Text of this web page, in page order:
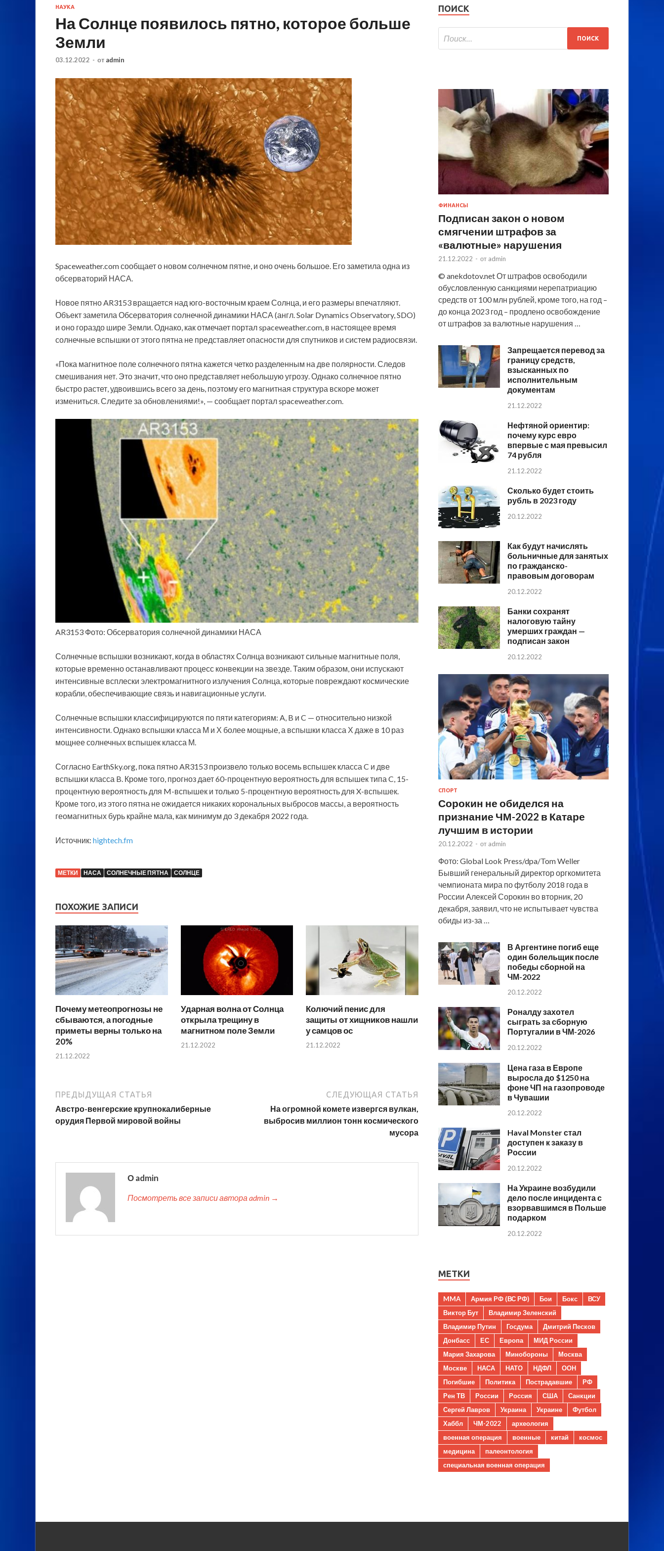
НАУКА
На Солнце появилось пятно, которое больше
Земли
03.12.2022 - от admin
Spaceweather.com сообщает о новом солнечном пятне, и оно очень большое. Его заметила одна из
обсерваторий НАСА.
Новое пятно AR3153 вращается над юго-восточным краем Солнца, и его размеры впечатляют.
Объект заметила Обсерватория солнечной динамики НАСА (англ. Solar Dynamics Observatory, SDO)
и оно гораздо шире Земли. Однако, как отмечает портал spaceweather.com, в настоящее время
солнечные вспышки от этого пятна не представляет опасности для спутников и систем радиосвязи.
«Пока магнитное поле солнечного пятна кажется четко разделенным на две полярности. Следов
смешивания нет. Это значит, что оно представляет небольшую угрозу. Однако солнечное пятно
быстро растет, удвоившись всего за день, поэтому его магнитная структура вскоре может
измениться. Следите за обновлениями!», — сообщает портал spaceweather.com.
AR3153 Фото: Обсерватория солнечной динамики НАСА
Солнечные вспышки возникают, когда в областях Солнца возникают сильные магнитные поля,
которые временно останавливают процесс конвекции на звезде. Таким образом, они испускают
интенсивные всплески электромагнитного излучения Солнца, которые повреждают космические
корабли, обеспечивающие связь и навигационные услуги.
Солнечные вспышки классифицируются по пяти категориям: A, B и C — относительно низкой
интенсивности. Однако вспышки класса М и Х более мощные, а вспышки класса Х даже в 10 раз
мощнее солнечных вспышек класса М.
Согласно EarthSky.org, пока пятно AR3153 произвело только восемь вспышек класса C и две
вспышки класса B. Кроме того, прогноз дает 60-процентную вероятность для вспышек типа C, 15-
процентную вероятность для M-вспышек и только 5-процентную вероятность для X-вспышек.
Кроме того, из этого пятна не ожидается никаких корональных выбросов массы, а вероятность
геомагнитных бурь крайне мала, как минимум до 3 декабря 2022 года.
Источник: hightech.fm
МЕТКИ НАСА СОЛНЕЧНЫЕ ПЯТНА СОЛНЦЕ
ПОХОЖИЕ ЗАПИСИ
Почему метеопрогнозы не
сбываются, а погодные
приметы верны только на
20%
21.12.2022
Ударная волна от Солнца
открыла трещину в
магнитном поле Земли
21.12.2022
Колючий пенис для
защиты от хищников нашли
у самцов ос
21.12.2022
ПРЕДЫДУЩАЯ СТАТЬЯ
Австро-венгерские крупнокалиберные
орудия Первой мировой войны
СЛЕДУЮЩАЯ СТАТЬЯ
На огромной комете извергся вулкан,
выбросив миллион тонн космического
мусора
О admin
Посмотреть все записи автора admin →
ПОИСК
ФИНАНСЫ
Подписан закон о новом
смягчении штрафов за
«валютные» нарушения
21.12.2022 - от admin
© anekdotov.net От штрафов освободили
обусловленную санкциями нерепатриацию
средств от 100 млн рублей, кроме того, на год –
до конца 2023 год – продлено освобождение
от штрафов за валютные нарушения …
Запрещается перевод за
границу средств,
взысканных по
исполнительным
документам
21.12.2022
Нефтяной ориентир:
почему курс евро
впервые с мая превысил
74 рубля
21.12.2022
Сколько будет стоить
рубль в 2023 году
20.12.2022
Как будут начислять
больничные для занятых
по гражданско-
правовым договорам
20.12.2022
Банки сохранят
налоговую тайну
умерших граждан —
подписан закон
20.12.2022
СПОРТ
Сорокин не обиделся на
признание ЧМ-2022 в Катаре
лучшим в истории
20.12.2022 - от admin
Фото: Global Look Press/dpa/Tom Weller
Бывший генеральный директор оргкомитета
чемпионата мира по футболу 2018 года в
России Алексей Сорокин во вторник, 20
декабря, заявил, что не испытывает чувства
обиды из-за …
В Аргентине погиб еще
один болельщик после
победы сборной на
ЧМ-2022
20.12.2022
Роналду захотел
сыграть за сборную
Португалии в ЧМ-2026
20.12.2022
Цена газа в Европе
выросла до $1250 на
фоне ЧП на газопроводе
в Чувашии
20.12.2022
Haval Monster стал
доступен к заказу в
России
20.12.2022
На Украине возбудили
дело после инцидента с
взорвавшимся в Польше
подарком
20.12.2022
МЕТКИ
MMA Армия РФ (ВС РФ) Бои Бокс
ВСУ
Виктор Бут
Владимир Зеленский
Владимир Путин
Госдума
Дмитрий Песков
Донбасс
ЕС Европа
МИД России
Мария Захарова
Минобороны
Москва
Москве
НАСА НАТО НДФЛ
ООН
Погибшие
Политика Пострадавшие
РФ
Рен ТВ
России Россия США
Санкции
Сергей Лавров
Украина Украине
Футбол
Хаббл
ЧМ-2022
археология
военная операция
военные китай
космос
медицина
палеонтология
специальная военная операция